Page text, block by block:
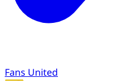
Fans United